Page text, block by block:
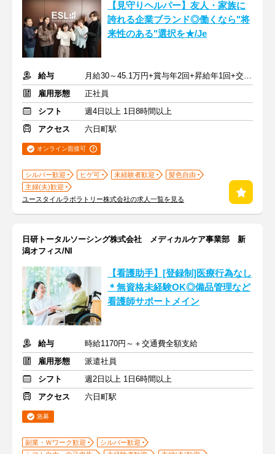
【見守りヘルパー】友人・家族に
誇れる企業ブランド◎働くなら"将
来性のある"選択を★/Je
給与
月給30～45.1万円+賞与年2回+昇給年1回+交通費全額
雇用形態
正社員
シフト
週4日以上 1日8時間以上
アクセス
六日町駅
オンライン面接可
シルバー歓迎 ヒゲ可 未経験者歓迎
髪色自由
主婦(夫)歓迎
ユースタイルラボラトリー株式会社の求人一覧を見る
日研トータルソーシング株式会社 メディカルケア事業部 新
潟オフィス/NI
【看護助手】[登録制]医療行為なし
＊無資格未経験OK◎備品管理など
看護師サポートメイン
給与
時給1170円～＋交通費全額支給
雇用形態
派遣社員
シフト
週2日以上 1日6時間以上
アクセス
六日町駅
急募
副業・Ｗワーク歓迎
シルバー歓迎